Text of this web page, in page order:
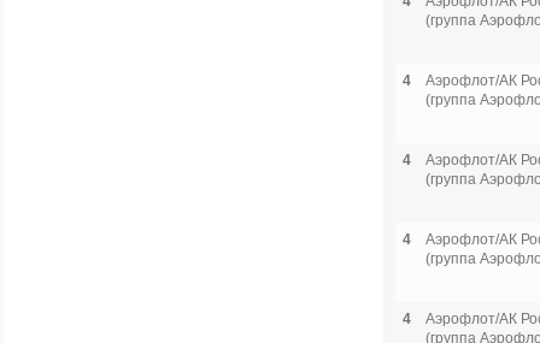
(группа
4
Аэрофлот/АК
(группа
4
Аэрофлот/АК
(группа
4
Аэрофлот/АК
(группа
4
Аэрофлот/АК
(группа